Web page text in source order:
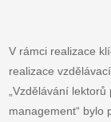
V rámci realizace
realizace
„Vzdělávání
management“ bylo